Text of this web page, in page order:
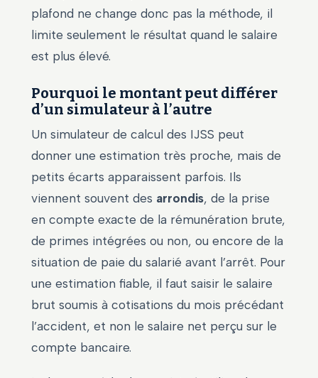
plafond ne change donc pas la méthode, il
limite seulement le résultat quand le salaire
est plus élevé.
Pourquoi le montant peut différer
d’un simulateur à l’autre
Un simulateur de calcul des IJSS peut
donner une estimation très proche, mais de
petits écarts apparaissent parfois. Ils
viennent souvent des arrondis, de la prise
en compte exacte de la rémunération brute,
de primes intégrées ou non, ou encore de la
situation de paie du salarié avant l’arrêt. Pour
une estimation fiable, il faut saisir le salaire
brut soumis à cotisations du mois précédant
l’accident, et non le salaire net perçu sur le
compte bancaire.